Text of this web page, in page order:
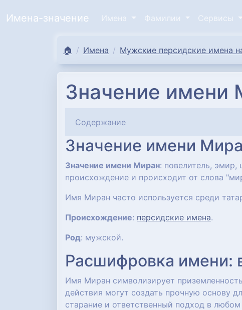
Имена-значение Имена Фамилии Сервисы
🏠 Имена Мужские персидские имена
Значение имени
Содержание
Значение имени
Значение имени Миран: повелитель,
происхождение и происходит от слова
Имя Миран часто используется среди
Происхождение: персидские имена.
Род: мужской.
Расшифровка имени:
Имя Миран символизирует
действия могут создать прочную основу
старание и ответственный подход в